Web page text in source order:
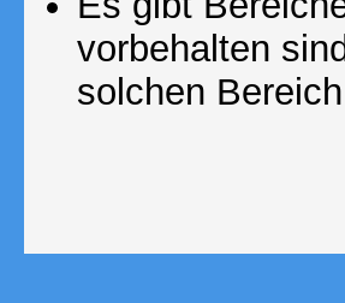
vorbehalten
solchen